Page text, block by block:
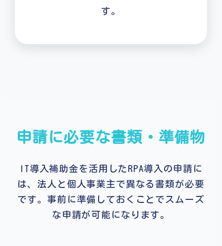
す。
申請に必要な書類・準備物
IT導入補助金を活用したRPA導入の申請に
は、法人と個人事業主で異なる書類が必要
です。事前に準備しておくことでスムーズ
な申請が可能になります。